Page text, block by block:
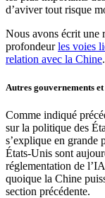
d’aviver tout risque
Nous avons écrit une
profondeurles voies
relation avec la Chine.
Autres gouvernements
Comme indiqué
sur la politique des
s’explique en grande
États-Unis sont
réglementation de
quoique la Chine
section précédente.